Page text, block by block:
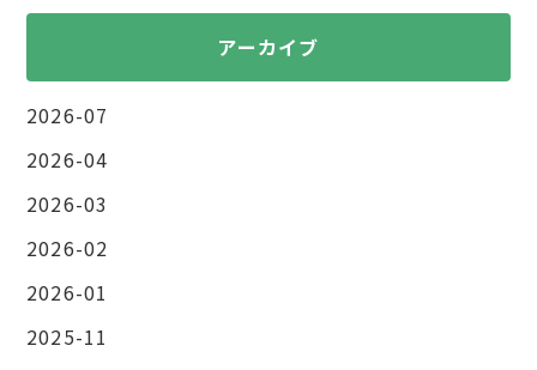
アーカイブ
2026-07
2026-04
2026-03
2026-02
2026-01
2025-11